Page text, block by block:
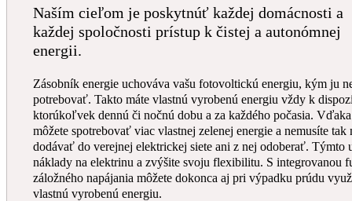
Naším cieľom je poskytnúť každej domácnosti a
každej spoločnosti prístup k čistej a autonómnej
energii.
Zásobník energie uchováva vašu fotovoltickú energiu, kým ju
potrebovať. Takto máte vlastnú vyrobenú energiu vždy k
ktorúkoľvek dennú či nočnú dobu a za každého počasia.
môžete spotrebovať viac vlastnej zelenej energie a nemusíte tak
dodávať do verejnej elektrickej siete ani z nej odoberať. Týmto
náklady na elektrinu a zvýšite svoju flexibilitu. S integrovanou
záložného napájania môžete dokonca aj pri výpadku prúdu
vlastnú vyrobenú energiu.